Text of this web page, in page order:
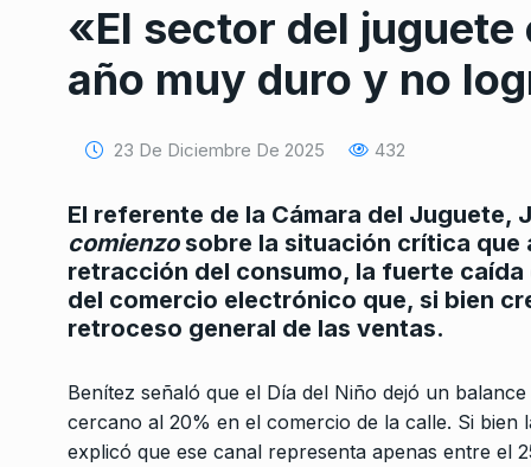
«El sector del
año muy duro y no
23 De Diciembre De 2025 432
El referente de la Cámara del Juguete,
comienzosobre la situación crítica que
retracción del consumo, la fuerte
del comercio electrónico que, si bien
retroceso general de las ventas.
Benítez señaló que el Día del Niño dejó un
cercano al 20% en el comercio de la calle. Si
explicó que ese canal representa apenas entre el
1
Conversatorio de
Fernando Rosso
SIEMPRE ES HOY
27 De
2024
Grana: «Quien
puertas…
ALERTA! 6 De Marzo De